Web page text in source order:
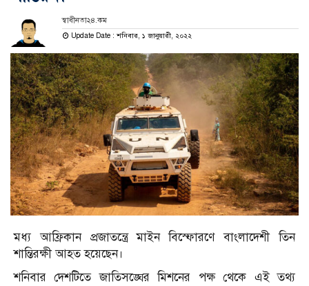
স্বাধীনতা২৪.কম
Update Date : শনিবার, ১ জানুয়ারী, ২০২২
মধ্য আফ্রিকান প্রজাতন্ত্রে মাইন বিস্ফোরণে বাংলাদেশী তিন
শান্তিরক্ষী আহত হয়েছেন।
শনিবার দেশটিতে জাতিসঙ্ঘের মিশনের পক্ষ থেকে এই তথ্য